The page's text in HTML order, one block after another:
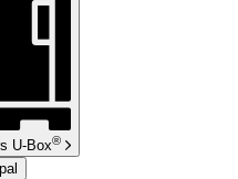
U-Box®